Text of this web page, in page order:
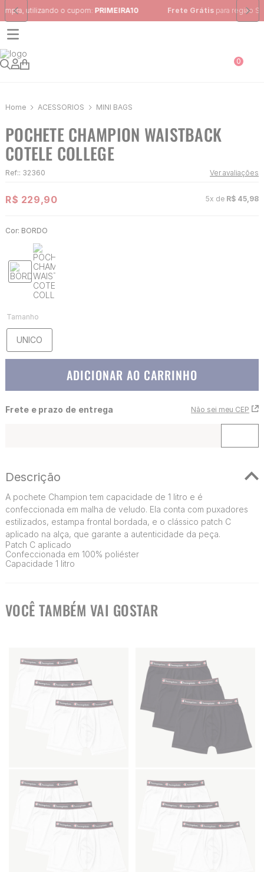
Frete Grátispara região Sudeste em pedidos acima de R$ 399,00
0
ACESSÓRIOS MINI BAGS
POCHETE CHAMPION WAISTBACK
COTELE COLLEGE
Ref:: 32360 Ver avaliações
R$ 229,90 5x de R$ 45 98
Cor: BORDO
Tamanho
UNICO
ADICIONAR AO CARRINHO
Frete e prazo de entrega Não sei meu CEP
Descrição
A pochete Champion tem capacidade de 1 litro e é
confeccionada em malha de veludo. Ela conta com puxadores
estilizados, estampa frontal bordada, e o clássico patch C
aplicado na alça, que garante a autenticidade da peça.
Patch C aplicado
Confeccionada em 100% poliéster
Capacidade 1 litro
VOCÊ TAMBÉM VAI GOSTAR